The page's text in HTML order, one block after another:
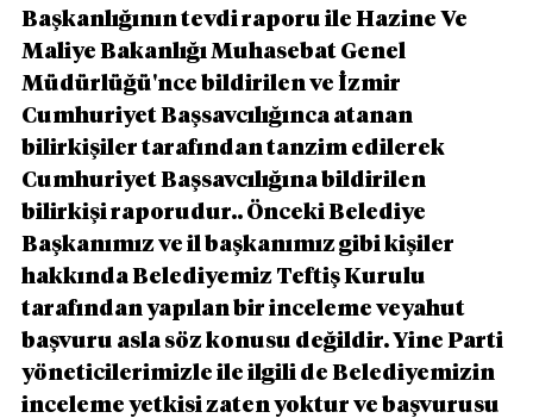
Başkanlığının tevdi raporu ile Hazine Ve
Maliye Bakanlığı Muhasebat Genel
Müdürlüğü'nce bildirilen ve İzmir
Cumhuriyet Başsavcılığınca atanan
bilirkişiler tarafından tanzim edilerek
Cumhuriyet Başsavcılığına bildirilen
bilirkişi raporudur.. Önceki Belediye
Başkanımız ve il başkanımız gibi kişiler
hakkında Belediyemiz Teftiş Kurulu
tarafından yapılan bir inceleme veyahut
başvuru asla söz konusu değildir. Yine Parti
yöneticilerimizle ile ilgili de Belediyemizin
inceleme yetkisi zaten yoktur ve başvurusu